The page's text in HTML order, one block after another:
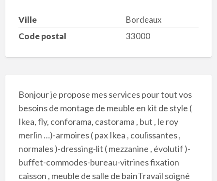
Ville
Bordeaux
Code postal
33000
Bonjour je propose mes services pour tout vos
besoins de montage de meuble en kit de style (
Ikea, fly, conforama, castorama , but , le roy
merlin …)-armoires ( pax Ikea , coulissantes ,
normales )-dressing-lit ( mezzanine , évolutif )-
buffet-commodes-bureau-vitrines fixation
caisson , meuble de salle de bainTravail soigné